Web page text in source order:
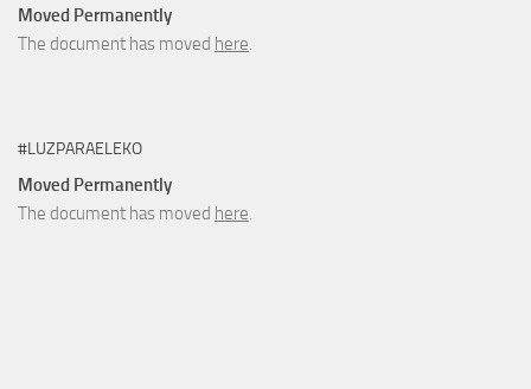
Moved Permanently
The document has moved here.
#LUZPARAELEKO
Moved Permanently
The document has moved here.